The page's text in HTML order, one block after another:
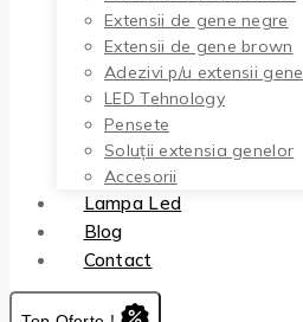
Extensii de gene negre
Extensii de gene brown
Adezivi p/u extensii gene
LED Tehnology
Pensete
Soluții extensia genelor
Accesorii
Lampa Led
Blog
Contact